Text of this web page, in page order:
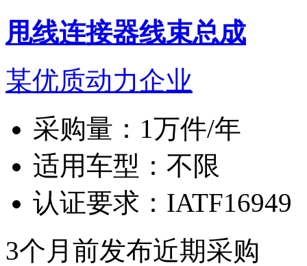
甩线连接器线束总成
某优质动力企业
采购量： 1万件/年
适用车型： 不限
认证要求： IATF16949
3个月前发布近期采购